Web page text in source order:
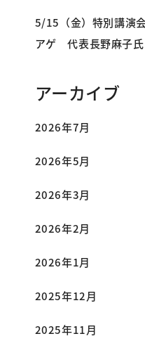
5/15（金）特別講演
アゲ 代表長野麻子
アーカイブ
2026年7月
2026年5月
2026年3月
2026年2月
2026年1月
2025年12月
2025年11月